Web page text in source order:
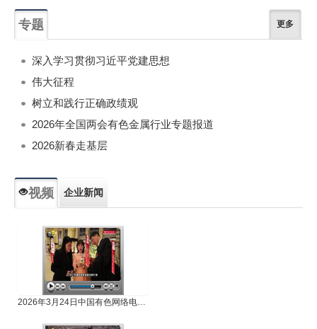
专题 更多
深入学习贯彻习近平党建思想
伟大征程
树立和践行正确政绩观
2026年全国两会有色金属行业专题报道
2026新春走基层
视频 企业新闻
2026年3月24日中国有色网络电视新闻